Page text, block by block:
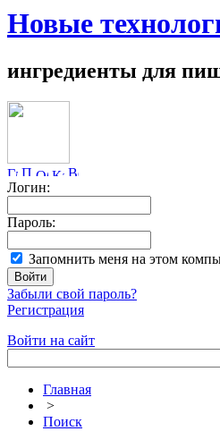
Новые
ингредиенты для
Логин:
Пароль:
Запомнить меня на этом
Забыли свой пароль?
Регистрация
Войти на сайт
Главная
>
Поиск